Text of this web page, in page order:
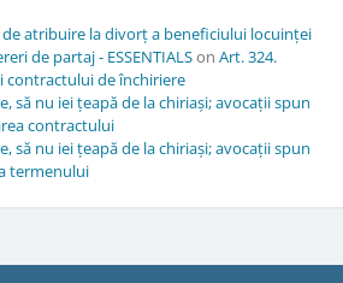
atribuire la divorț a beneficiului locuinței
de partaj - ESSENTIALSon Art. 324.
contractului de închiriere
să nu iei țeapă de la chiriași; avocații spun
contractului
să nu iei țeapă de la chiriași; avocații spun
termenului